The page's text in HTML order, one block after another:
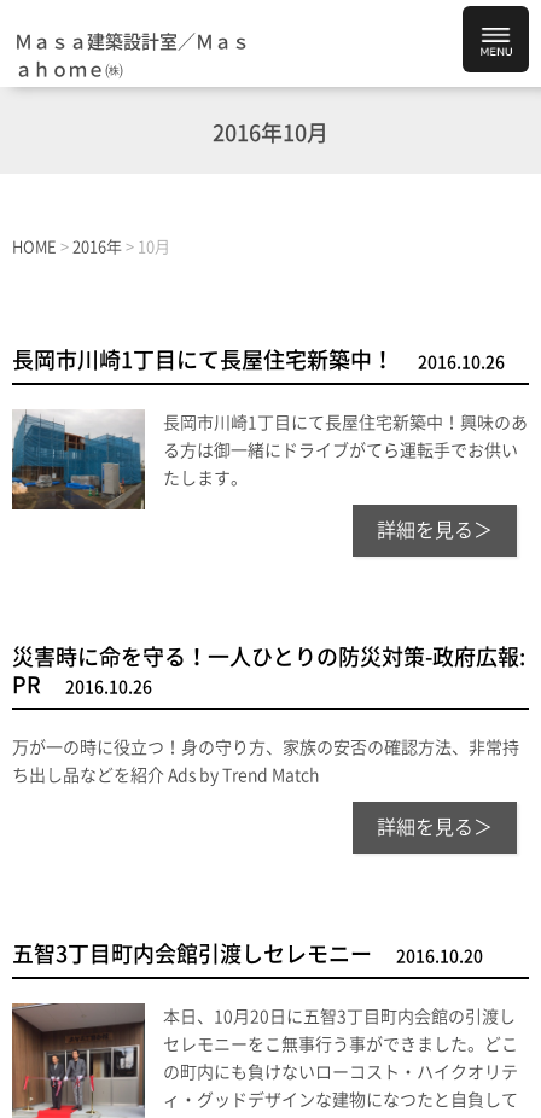
Ｍａｓａ建築設計室／Ｍａｓ
ａｈｏｍｅ㈱
2016年10月
HOME > 2016年 > 10月
長岡市川崎1丁目にて長屋住宅新築中！ 2016.10.26
長岡市川崎1丁目にて長屋住宅新築中！興味のあ
る方は御一緒にドライブがてら運転手でお供い
たします。
詳細を見る＞
災害時に命を守る！一人ひとりの防災対策-政府広報:
PR
2016.10.26
万が一の時に役立つ！身の守り方、家族の安否の確認方法、非常持
ち出し品などを紹介 Ads by Trend Match
詳細を見る＞
五智3丁目町内会館引渡しセレモニー 2016.10.20
本日、10月20日に五智3丁目町内会館の引渡し
セレモニーをこ無事行う事ができました。どこ
の町内にも負けないローコスト・ハイクオリテ
ィ・グッドデザインな建物になつたと自負して